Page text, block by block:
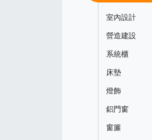
室內設計
營造建設
系統櫃
床墊
燈飾
鋁門窗
窗簾